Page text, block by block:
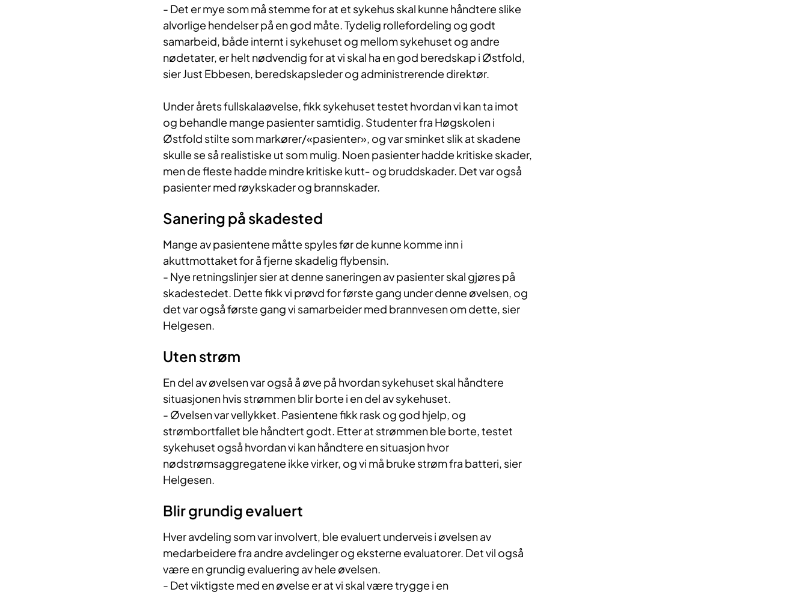
- Det er mye som må stemme for at et sykehus skal kunne håndtere slike
alvorlige hendelser på en god måte. Tydelig rollefordeling og godt
samarbeid, både internt i sykehuset og mellom sykehuset og andre
nødetater, er helt nødvendig for at vi skal ha en god beredskap i Østfold,
sier Just Ebbesen, beredskapsleder og administrerende direktør.
Under årets fullskalaøvelse, fikk sykehuset testet hvordan vi kan ta imot
og behandle mange pasienter samtidig. Studenter fra Høgskolen i
Østfold stilte som markører/«pasienter», og var sminket slik at skadene
skulle se så realistiske ut som mulig. Noen pasienter hadde kritiske skader,
men de fleste hadde mindre kritiske kutt‐ og bruddskader. Det var også
pasienter med røykskader og brannskader.
Sanering på skadested
Mange av pasientene måtte spyles før de kunne komme inn i
akuttmottaket for å fjerne skadelig flybensin.
- Nye retningslinjer sier at denne saneringen av pasienter skal gjøres på
skadestedet. Dette fikk vi prøvd for første gang under denne øvelsen, og
det var også første gang vi samarbeider med brannvesen om dette, sier
Helgesen.
Uten strøm
En del av øvelsen var også å øve på hvordan sykehuset skal håndtere
situasjonen hvis strømmen blir borte i en del av sykehuset.
- Øvelsen var vellykket. Pasientene fikk rask og god hjelp, og
strømbortfallet ble håndtert godt. Etter at strømmen ble borte, testet
sykehuset også hvordan vi kan håndtere en situasjon hvor
nødstrømsaggregatene ikke virker, og vi må bruke strøm fra batteri, sier
Helgesen.
Blir grundig evaluert
Hver avdeling som var involvert, ble evaluert underveis i øvelsen av
medarbeidere fra andre avdelinger og eksterne evaluatorer. Det vil også
være en grundig evaluering av hele øvelsen.
- Det viktigste med en øvelse er at vi skal være trygge i en